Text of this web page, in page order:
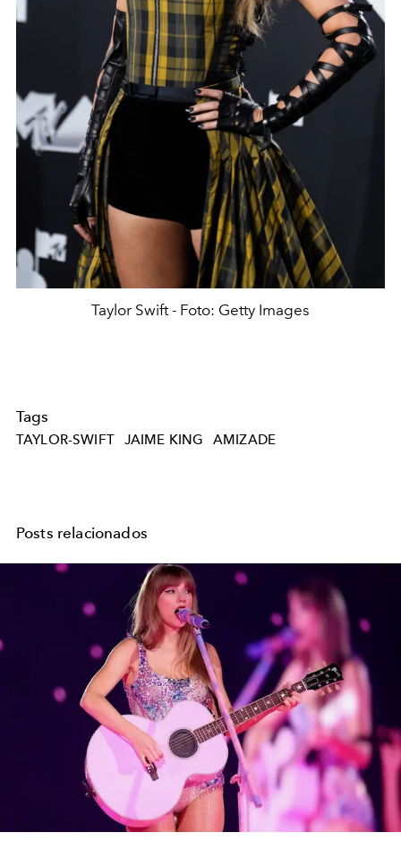
Taylor Swift - Foto: Getty Images
Tags
TAYLOR-SWIFT JAIME KING AMIZADE
Posts relacionados